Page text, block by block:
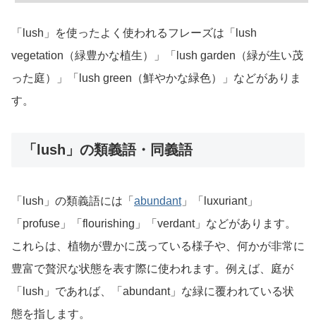
「lush」を使ったよく使われるフレーズは「lush
vegetation（緑豊かな植生）」「lush garden（緑が生い茂
った庭）」「lush green（鮮やかな緑色）」などがありま
す。
「lush」の類義語・同義語
「lush」の類義語には「 abundant」「luxuriant」
「profuse」「flourishing」「verdant」などがあります。
これらは、植物が豊かに茂っている様子や、何かが非常に
豊富で贅沢な状態を表す際に使われます。例えば、庭が
「lush」であれば、「abundant」な緑に覆われている状
態を指します。